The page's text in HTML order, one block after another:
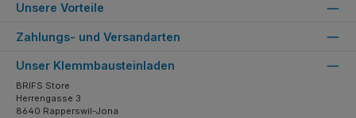
Unsere Vorteile
Zahlungs- und Versandarten
Unser Klemmbausteinladen
BRIFS Store
Herrengasse 3
8640 Rapperswil-Jona